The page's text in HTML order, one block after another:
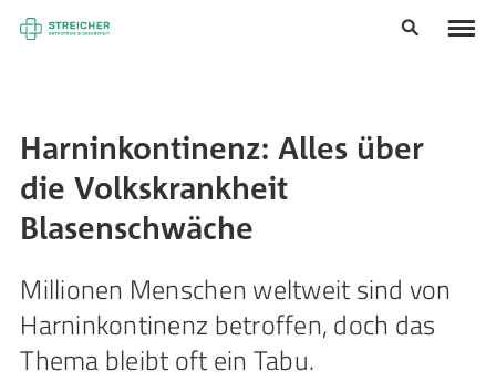
Harninkontinenz: Alles über
die Volkskrankheit
Blasenschwäche
Millionen Menschen weltweit sind von
Harninkontinenz betroffen, doch das
Thema bleibt oft ein Tabu.